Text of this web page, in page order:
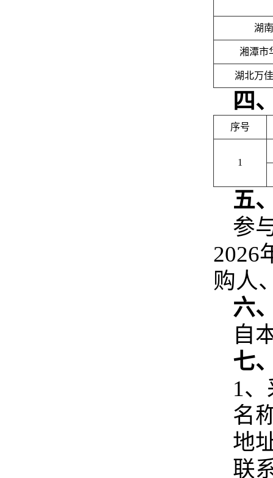
湖
湘潭市
湖北万
四
序号
1
五
参
2026
购人
六
自
七
1
名
地
联